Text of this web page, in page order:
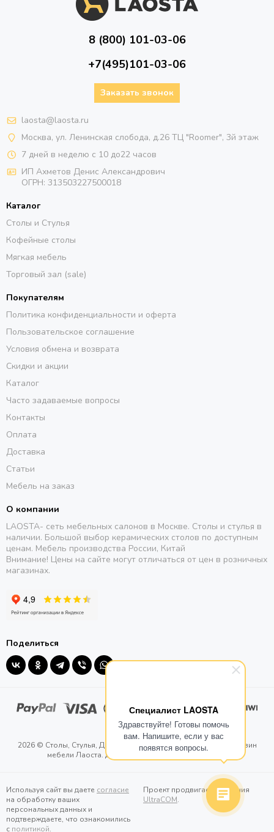
Специалист LAOSTA
Здравствуйте! Готовы помочь
вам. Напишите, если у вас
появятся вопросы.
8 (800) 101-03-06
+7(495)101-03-06
Заказать звонок
laosta@laosta.ru
Москва, ул. Ленинская слобода, д.26 ТЦ "Roomer", 3й этаж
7 дней в неделю с 10 до22 часов
ИП Ахметов Денис Александрович
ОГРН: 313503227500018
Каталог
Столы и Стулья
Кофейные столы
Мягкая мебель
Торговый зал (sale)
Покупателям
Политика конфиденциальности и оферта
Пользовательское соглашение
Условия обмена и возврата
Скидки и акции
Каталог
Часто задаваемые вопросы
Контакты
Оплата
Доставка
Статьи
Мебель на заказ
О компании
LAOSTA- сеть мебельных салонов в Москве. Столы и стулья в
наличии. Большой выбор керамических столов по доступным
ценам. Мебель производства России, Китай
Внимание! Цены на сайте могут отличаться от цен в розничных
магазинах.
Поделиться
2026 © Столы, Стулья, Диваны. Мебель - Laosta. Интернет магазин
мебели Лаоста. Доставка от 1-го дня.
Карта сайта
Используя сайт вы даете согласие
на обработку ваших
персональных данных и
подтверждаете, что ознакомились
с политикой.
Проект продвигает компания
UltraCOM.